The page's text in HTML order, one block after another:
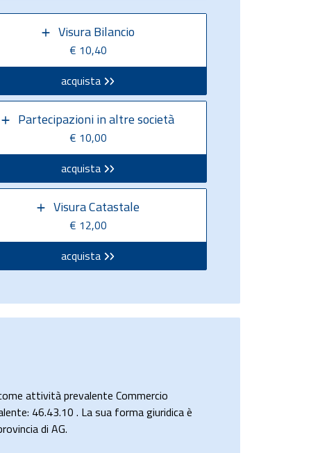
Visura Bilancio
€ 10,40
acquista
Partecipazioni in altre società
€ 10,00
acquista
Visura Catastale
€ 12,00
acquista
attività prevalente Commercio
46.43.10 . La sua forma giuridica è
di AG.